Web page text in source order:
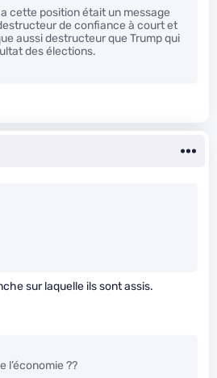
cette position était un message
de confiance à court et
aussi destructeur que Trump qui
des élections.
sur laquelle ils sont assis.
l’économie ??